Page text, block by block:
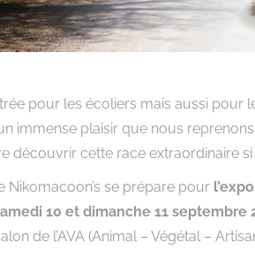
pour les écoliers mais aussi
immense plaisir que nous
découvrir cette race extraordinaire
Nikomacoon’s se prépare pour
10 et dimanche 11 septembre
de l’AVA (Animal – Végétal –